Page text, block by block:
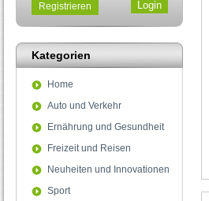
Registrieren
Kategorien
Home
Auto und Verkehr
Ernährung und Gesundheit
Freizeit und Reisen
Neuheiten und Innovationen
Sport